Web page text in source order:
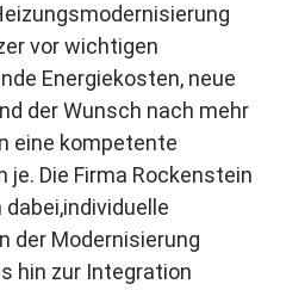
vor wichtigen
Energiekosten, neue
der Wunsch nach mehr
eine kompetente
Die Firma Rockenstein
der Modernisierung
hin zur Integration